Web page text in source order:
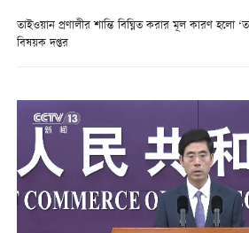
তাইওয়ান প্রণালীর শান্তি বিঘ্নিত করার মূল কারণ হলো
বিষয়ক দপ্তর